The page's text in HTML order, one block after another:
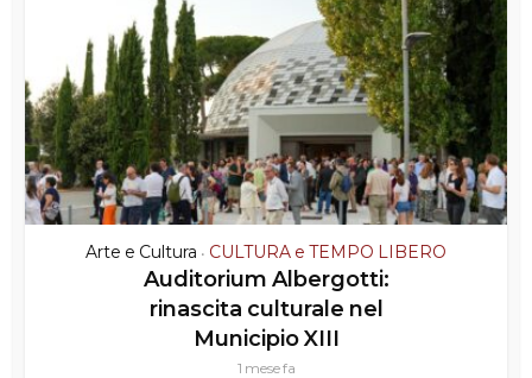
Arte e Cultura • CULTURA e TEMPO LIBERO
Auditorium Albergotti:
rinascita culturale nel
Municipio XIII
1 mese fa